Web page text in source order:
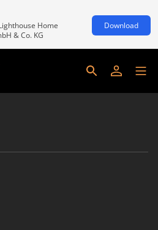
Home
& Co. KG
Download